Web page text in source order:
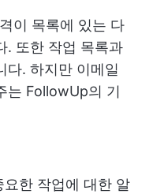
이 목록에 있는 다
. 또한 작업 목록과
다. 하지만 이메일
는 FollowUp의 기
한 작업에 대한 알